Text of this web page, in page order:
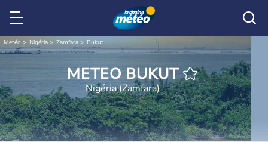
Météo Nigéria Zamfara Bukut
METEO BUKUT
Nigéria (Zamfara)